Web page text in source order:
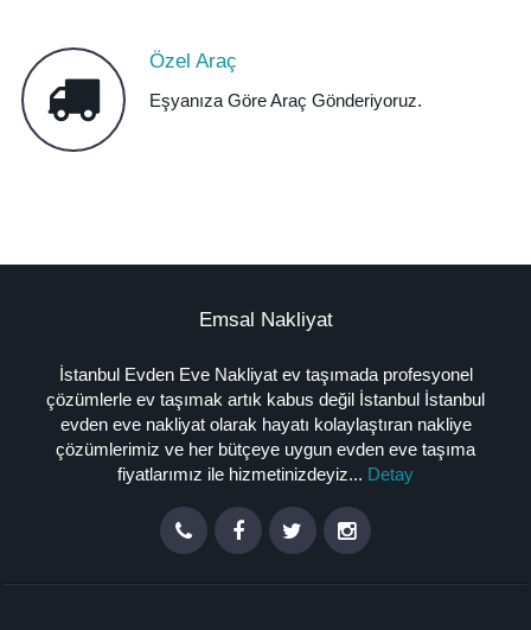
Özel Araç
Eşyanıza Göre Araç Gönderiyoruz.
Emsal Nakliyat
İstanbul Evden Eve Nakliyat ev taşımada profesyonel
çözümlerle ev taşımak artık kabus değil İstanbul İstanbul
evden eve nakliyat olarak hayatı kolaylaştıran nakliye
çözümlerimiz ve her bütçeye uygun evden eve taşıma
fiyatlarımız ile hizmetinizdeyiz... Detay